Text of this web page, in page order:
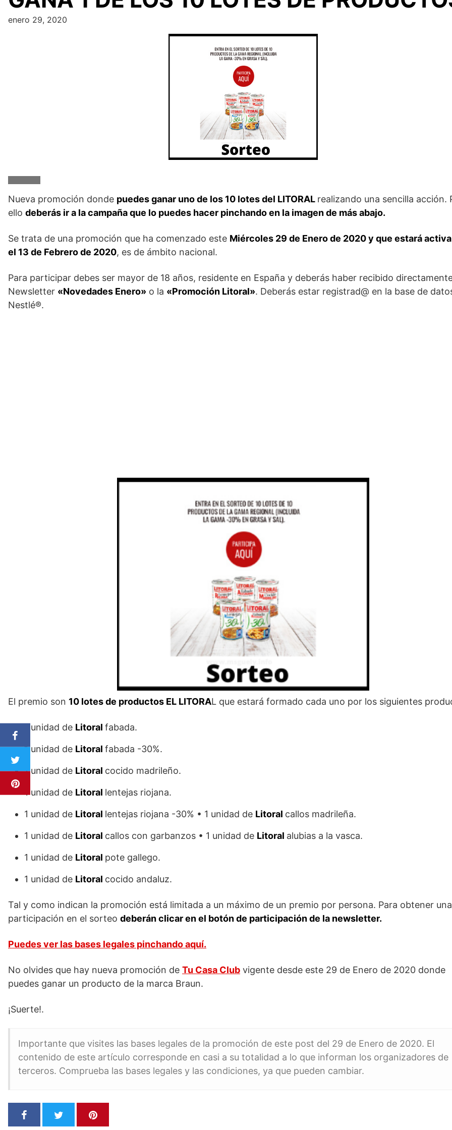
enero 29, 2020
Nueva promoción donde puedes ganar uno de los 10 lotes del LITORAL realizando una sencilla acción.
ello deberás ir a la campaña que lo puedes hacer pinchando en la imagen de más abajo.
Se trata de una promoción que ha comenzado este Miércoles 29 de Enero de 2020 y que estará
el 13 de Febrero de 2020, es de ámbito nacional.
Para participar debes ser mayor de 18 años, residente en España y deberás haber recibido
Newsletter «Novedades Enero» o la «Promoción Litoral». Deberás estar registrad@ en la base de
Nestlé®.
El premio son 10 lotes de productos EL LITORAL que estará formado cada uno por los siguientes
1 unidad de Litoral fabada.
1 unidad de Litoral fabada -30%.
1 unidad de Litoral cocido madrileño.
1 unidad de Litoral lentejas riojana.
1 unidad de Litoral lentejas riojana -30% • 1 unidad de Litoral callos madrileña.
1 unidad de Litoral callos con garbanzos • 1 unidad de Litoral alubias a la vasca.
1 unidad de Litoral pote gallego.
1 unidad de Litoral cocido andaluz.
Tal y como indican la promoción está limitada a un máximo de un premio por persona. Para obtener una
participación en el sorteo deberán clicar en el botón de participación de la newsletter.
Puedes ver las bases legales pinchando aquí.
No olvides que hay nueva promoción de Tu Casa Club vigente desde este 29 de Enero de 2020 donde
puedes ganar un producto de la marca Braun.
¡Suerte!.
Importante que visites las bases legales de la promoción de este post del 29 de Enero de 2020. El
contenido de este artículo corresponde en casi a su totalidad a lo que informan los organizadores de
terceros. Comprueba las bases legales y las condiciones, ya que pueden cambiar.